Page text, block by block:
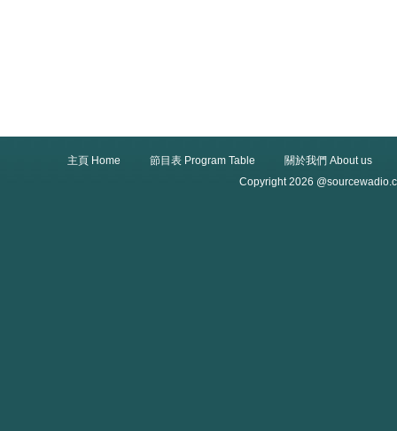
主頁 Home 節目表 Program Table
關於我們 About us
Copyright 2026